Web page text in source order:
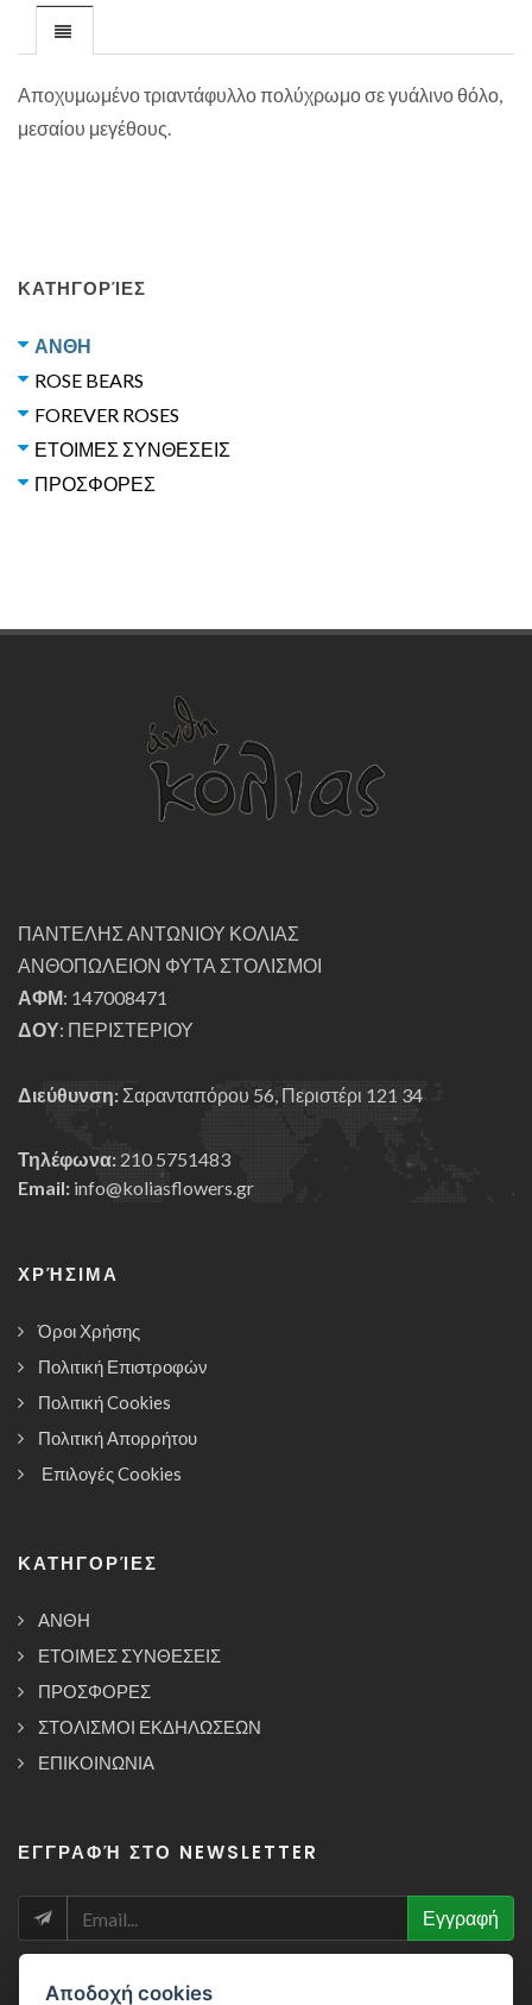
Αποχυμωμένο τριαντάφυλλο πολύχρωμο σε γυάλινο θόλο,
μεσαίου μεγέθους.
ΚΑΤΗΓΟΡΊΕΣ
ΑΝΘΗ
ROSE BEARS
FOREVER ROSES
ΕΤΟΙΜΕΣ ΣΥΝΘΕΣΕΙΣ
ΠΡΟΣΦΟΡΕΣ
ΠΑΝΤΕΛΗΣ ΑΝΤΩΝΙΟΥ ΚΟΛΙΑΣ
ΑΝΘΟΠΩΛΕΙΟΝ ΦΥΤΑ ΣΤΟΛΙΣΜΟΙ
ΑΦΜ: 147008471
ΔΟΥ: ΠΕΡΙΣΤΕΡΙΟΥ
Διεύθυνση: Σαρανταπόρου 56, Περιστέρι 121 34
Τηλέφωνα: 210 5751483
Email: info@koliasflowers.gr
ΧΡΉΣΙΜΑ
Όροι Χρήσης
Πολιτική Επιστροφών
Πολιτική Cookies
Πολιτική Απορρήτου
Επιλογές Cookies
ΚΑΤΗΓΟΡΊΕΣ
ΑΝΘΗ
ΕΤΟΙΜΕΣ ΣΥΝΘΕΣΕΙΣ
ΠΡΟΣΦΟΡΕΣ
ΣΤΟΛΙΣΜΟΙ ΕΚΔΗΛΩΣΕΩΝ
ΕΠΙΚΟΙΝΩΝΙΑ
ΕΓΓΡΑΦΉ ΣΤΟ NEWSLETTER
NEWSLETTER
Εγγραφή
Αποδοχή cookies